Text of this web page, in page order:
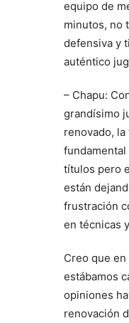
equipo de
minutos, no
defensiva y
auténtico
– Chapu:
grandísimo
renovado, la
títulos pero
están
frustración
en técnicas
Creo que
estábamos
opiniones
renovación